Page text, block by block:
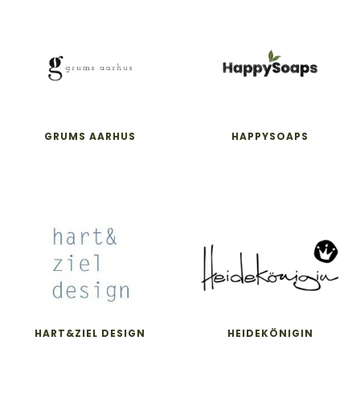
GRUMS AARHUS HAPPYSOAPS
HART&ZIEL DESIGN HEIDEKÖNIGIN